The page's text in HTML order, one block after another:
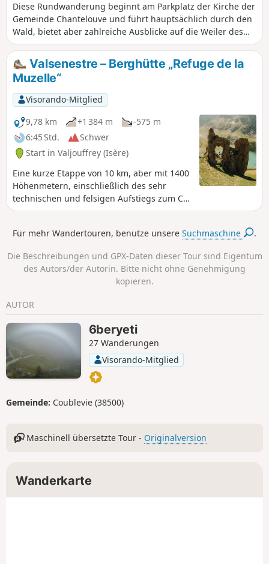
Diese Rundwanderung beginnt am Parkplatz der Kirche der
Gemeinde Chantelouve und führt hauptsächlich durch den
Wald, bietet aber zahlreiche Ausblicke auf die Weiler des
Dorfes. Das Ziel ist die Almhütte des Schäfers und die
Weiden der lokalen Schafherden.
Valsenestre – Berghütte „Refuge de la
Muzelle“
Visorando-Mitglied
9,78 km
+1 384 m
-575 m
6:45 Std.
Schwer
Start in Valjouffrey (Isère)
Eine kurze Etappe von 10 km, aber mit 1400
Höhenmetern, einschließlich des sehr
technischen und felsigen Aufstiegs zum Col
de la Muzelle. Hier ist größte Vorsicht
Rucksack. Eine schmale Passage zwischen
Muzelle und dem Pic du Clapier du Peyron.
Während des gesamten Aufstiegs sind Sie
von Bergmassiven mit einer Höhe von über
3000 m umgeben. Vom Pass aus haben Sie
einen herrlichen Blick auf den Rest des
Glacier de la Muzelle, den See und den
Korridor, der hinunter nach Valsenestre
führt.
Für mehr Wandertouren, benutze unsereSuchmaschine .
Die Beschreibungen und GPX-Daten dieser Tour sind Eigentum
des Autors/der Autorin. Bitte nicht ohne Genehmigung
kopieren.
AUTOR
6beryeti
27 Wanderungen
Visorando-Mitglied
Gemeinde: Coublevie (38500)
Maschinell übersetzte Tour - Originalversion
Wanderkarte